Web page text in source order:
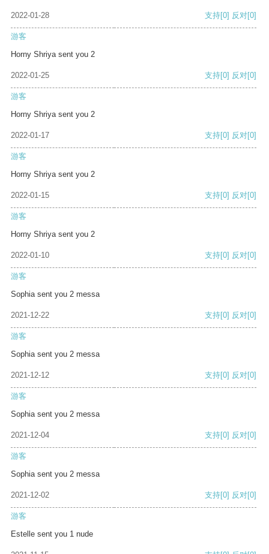
2022-01-28 支持[0] 反对[0]
游客
Horny Shriya sent you 2
2022-01-25 支持[0] 反对[0]
游客
Horny Shriya sent you 2
2022-01-17 支持[0] 反对[0]
游客
Horny Shriya sent you 2
2022-01-15 支持[0] 反对[0]
游客
Horny Shriya sent you 2
2022-01-10 支持[0] 反对[0]
游客
Sophia sent you 2 messa
2021-12-22 支持[0] 反对[0]
游客
Sophia sent you 2 messa
2021-12-12 支持[0] 反对[0]
游客
Sophia sent you 2 messa
2021-12-04 支持[0] 反对[0]
游客
Sophia sent you 2 messa
2021-12-02 支持[0] 反对[0]
游客
Estelle sent you 1 nude